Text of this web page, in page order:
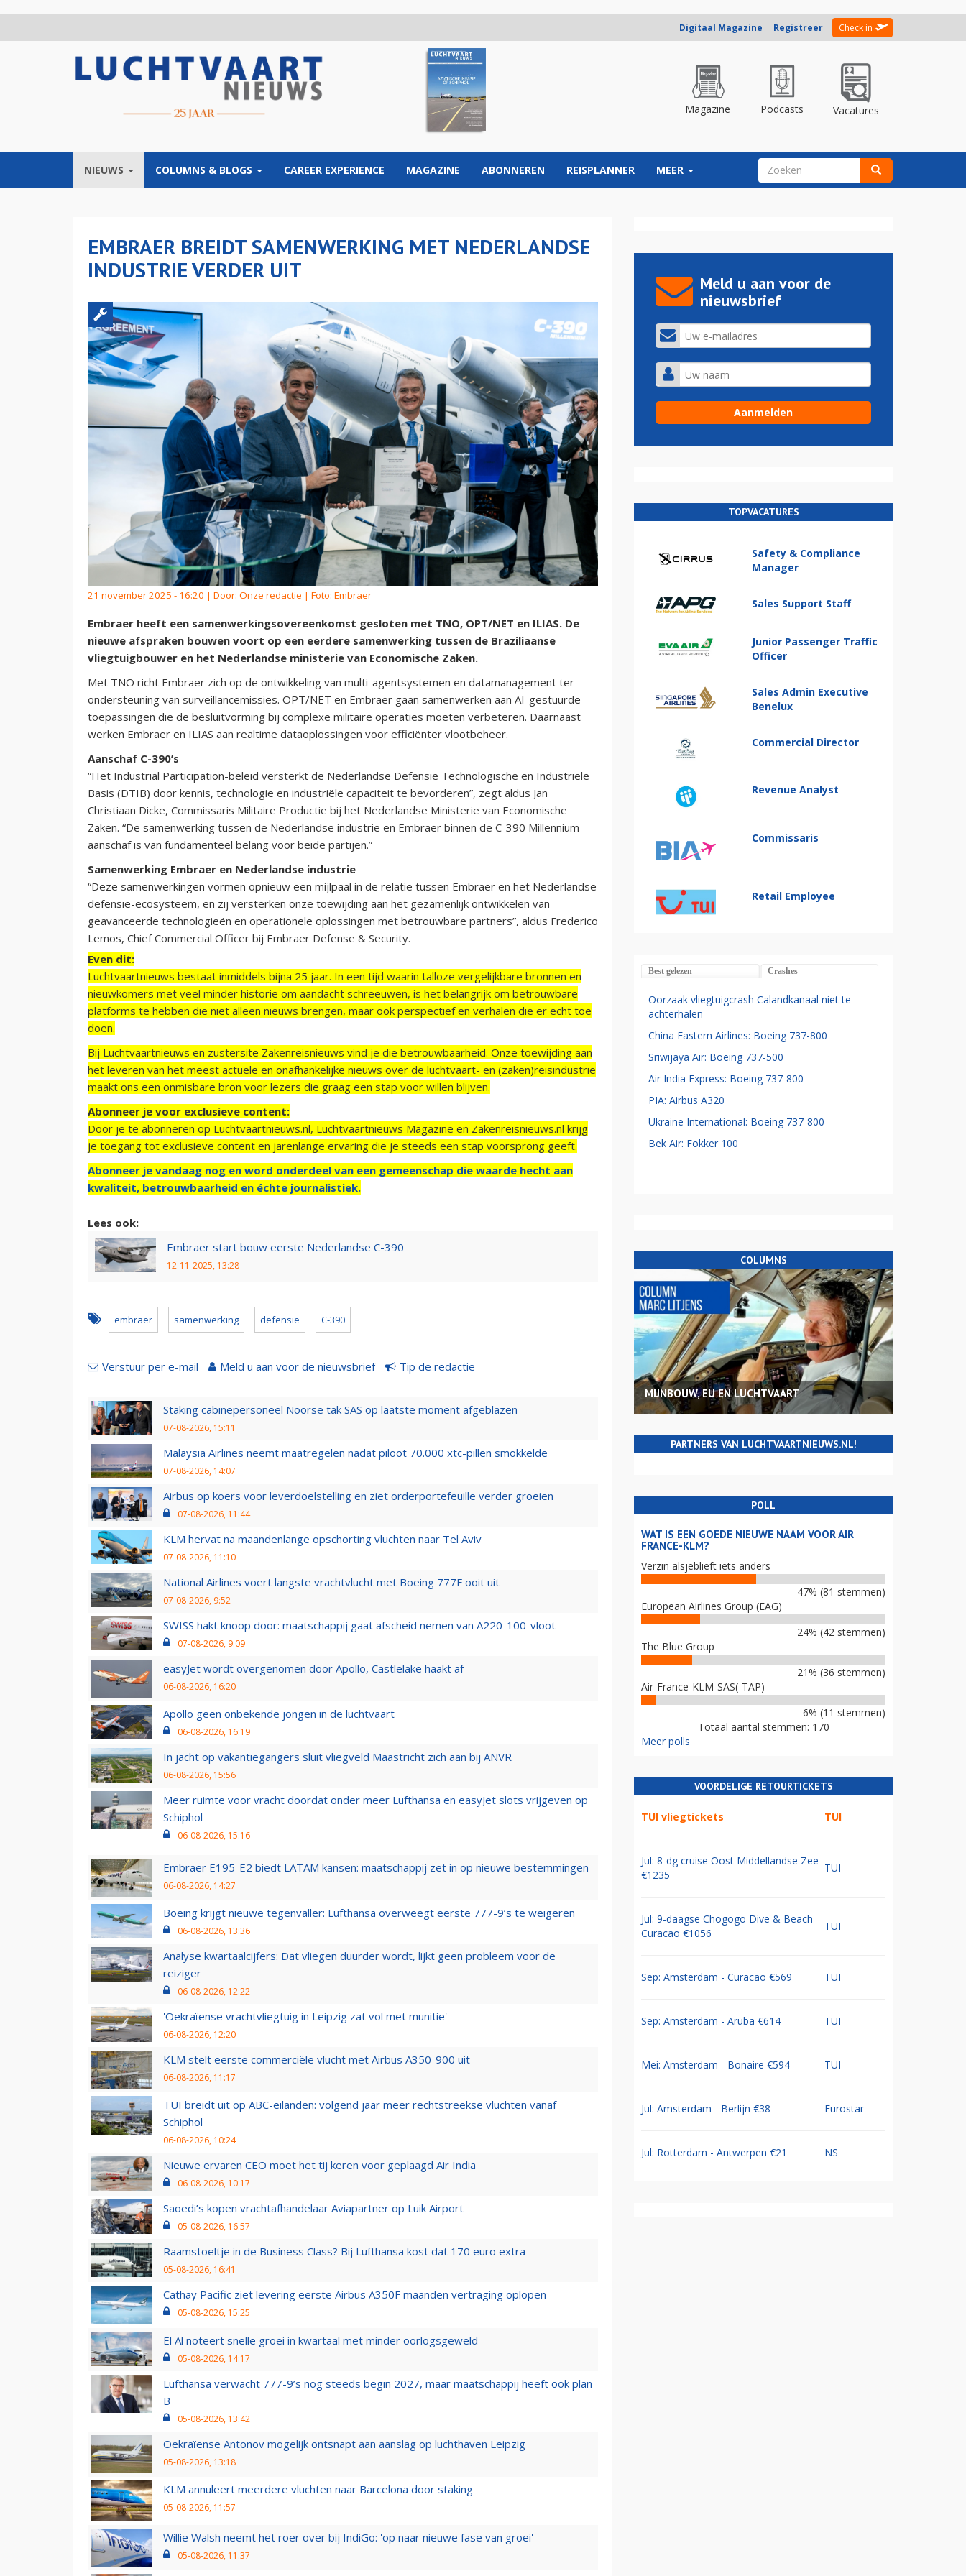
Digitaal Magazine Registreer Check in
Magazine Podcasts Vacatures
NIEUWS COLUMNS & BLOGS CAREER EXPERIENCE MAGAZINE ABONNEREN REISPLANNER MEER ZOEKVELD
EMBRAER BREIDT SAMENWERKING MET NEDERLANDSE
INDUSTRIE VERDER UIT
21 november 2025 - 16:20 | Door: Onze redactie | Foto: Embraer
Embraer heeft een samenwerkingsovereenkomst gesloten met TNO, OPT/NET en ILIAS. De
nieuwe afspraken bouwen voort op een eerdere samenwerking tussen de Braziliaanse
vliegtuigbouwer en het Nederlandse ministerie van Economische Zaken.
Met TNO richt Embraer zich op de ontwikkeling van multi-agentsystemen en datamanagement ter
ondersteuning van surveillancemissies. OPT/NET en Embraer gaan samenwerken aan AI-gestuurde
toepassingen die de besluitvorming bij complexe militaire operaties moeten verbeteren. Daarnaast
werken Embraer en ILIAS aan realtime dataoplossingen voor efficiënter vlootbeheer.
Aanschaf C-390’s
“Het Industrial Participation-beleid versterkt de Nederlandse Defensie Technologische en Industriële
Basis (DTIB) door kennis, technologie en industriële capaciteit te bevorderen”, zegt aldus Jan
Christiaan Dicke, Commissaris Militaire Productie bij het Nederlandse Ministerie van Economische
Zaken. “De samenwerking tussen de Nederlandse industrie en Embraer binnen de C-390 Millennium-
aanschaf is van fundamenteel belang voor beide partijen.”
Samenwerking Embraer en Nederlandse industrie
“Deze samenwerkingen vormen opnieuw een mijlpaal in de relatie tussen Embraer en het Nederlandse
defensie-ecosysteem, en zij versterken onze toewijding aan het gezamenlijk ontwikkelen van
geavanceerde technologieën en operationele oplossingen met betrouwbare partners”, aldus Frederico
Lemos, Chief Commercial Officer bij Embraer Defense & Security.
Even dit:
Luchtvaartnieuws bestaat inmiddels bijna 25 jaar. In een tijd waarin talloze vergelijkbare bronnen en
nieuwkomers met veel minder historie om aandacht schreeuwen, is het belangrijk om betrouwbare
platforms te hebben die niet alleen nieuws brengen, maar ook perspectief en verhalen die er echt toe
doen.
Bij Luchtvaartnieuws en zustersite Zakenreisnieuws vind je die betrouwbaarheid. Onze toewijding aan
het leveren van het meest actuele en onafhankelijke nieuws over de luchtvaart- en (zaken)reisindustrie
maakt ons een onmisbare bron voor lezers die graag een stap voor willen blijven.
Abonneer je voor exclusieve content:
Door je te abonneren op Luchtvaartnieuws.nl, Luchtvaartnieuws Magazine en Zakenreisnieuws.nl krijg
je toegang tot exclusieve content en jarenlange ervaring die je steeds een stap voorsprong geeft.
Abonneer je vandaag nog en word onderdeel van een gemeenschap die waarde hecht aan
kwaliteit, betrouwbaarheid en échte journalistiek.
Lees ook:
Embraer start bouw eerste Nederlandse C-390
12-11-2025, 13:28
embraer samenwerking defensie C-390
Verstuur per e-mail Meld u aan voor de nieuwsbrief Tip de redactie
Staking cabinepersoneel Noorse tak SAS op laatste moment afgeblazen
07-08-2026, 15:11
Malaysia Airlines neemt maatregelen nadat piloot 70.000 xtc-pillen smokkelde
07-08-2026, 14:07
Airbus op koers voor leverdoelstelling en ziet orderportefeuille verder groeien
07-08-2026, 11:44
KLM hervat na maandenlange opschorting vluchten naar Tel Aviv
07-08-2026, 11:10
National Airlines voert langste vrachtvlucht met Boeing 777F ooit uit
07-08-2026, 9:52
SWISS hakt knoop door: maatschappij gaat afscheid nemen van A220-100-vloot
07-08-2026, 9:09
easyJet wordt overgenomen door Apollo, Castlelake haakt af
06-08-2026, 16:20
Apollo geen onbekende jongen in de luchtvaart
06-08-2026, 16:19
In jacht op vakantiegangers sluit vliegveld Maastricht zich aan bij ANVR
06-08-2026, 15:56
Meer ruimte voor vracht doordat onder meer Lufthansa en easyJet slots vrijgeven op
Schiphol
06-08-2026, 15:16
Embraer E195-E2 biedt LATAM kansen: maatschappij zet in op nieuwe bestemmingen
06-08-2026, 14:27
Boeing krijgt nieuwe tegenvaller: Lufthansa overweegt eerste 777-9’s te weigeren
06-08-2026, 13:36
Analyse kwartaalcijfers: Dat vliegen duurder wordt, lijkt geen probleem voor de
reiziger
06-08-2026, 12:22
'Oekraïense vrachtvliegtuig in Leipzig zat vol met munitie'
06-08-2026, 12:20
KLM stelt eerste commerciële vlucht met Airbus A350-900 uit
06-08-2026, 11:17
TUI breidt uit op ABC-eilanden: volgend jaar meer rechtstreekse vluchten vanaf
Schiphol
06-08-2026, 10:24
Nieuwe ervaren CEO moet het tij keren voor geplaagd Air India
06-08-2026, 10:17
Saoedi’s kopen vrachtafhandelaar Aviapartner op Luik Airport
05-08-2026, 16:57
Raamstoeltje in de Business Class? Bij Lufthansa kost dat 170 euro extra
05-08-2026, 16:41
Cathay Pacific ziet levering eerste Airbus A350F maanden vertraging oplopen
05-08-2026, 15:25
El Al noteert snelle groei in kwartaal met minder oorlogsgeweld
05-08-2026, 14:17
Lufthansa verwacht 777-9’s nog steeds begin 2027, maar maatschappij heeft ook plan
B
05-08-2026, 13:42
Oekraïense Antonov mogelijk ontsnapt aan aanslag op luchthaven Leipzig
05-08-2026, 13:18
KLM annuleert meerdere vluchten naar Barcelona door staking
05-08-2026, 11:57
Willie Walsh neemt het roer over bij IndiGo: 'op naar nieuwe fase van groei'
05-08-2026, 11:37
Meld u aan voor de
nieuwsbrief
TOPVACATURES
Safety & Compliance
Manager
Sales Support Staff
Junior Passenger Traffic
Officer
Sales Admin Executive
Benelux
Commercial Director
Revenue Analyst
Commissaris
Retail Employee
Best gelezen Crashes
Oorzaak vliegtuigcrash Calandkanaal niet te
achterhalen
China Eastern Airlines: Boeing 737-800
Sriwijaya Air: Boeing 737-500
Air India Express: Boeing 737-800
PIA: Airbus A320
Ukraine International: Boeing 737-800
Bek Air: Fokker 100
COLUMNS
MIJNBOUW, EU EN LUCHTVAART
PARTNERS VAN LUCHTVAARTNIEUWS.NL!
POLL
WAT IS EEN GOEDE NIEUWE NAAM VOOR AIR
FRANCE-KLM?
Verzin alsjeblieft iets anders
47% (81 stemmen)
European Airlines Group (EAG)
24% (42 stemmen)
The Blue Group
21% (36 stemmen)
Air-France-KLM-SAS(-TAP)
6% (11 stemmen)
Totaal aantal stemmen: 170
Meer polls
VOORDELIGE RETOURTICKETS
TUI vliegtickets TUI
Jul: 8-dg cruise Oost Middellandse Zee
€1235
TUI
Jul: 9-daagse Chogogo Dive & Beach
Curacao €1056
TUI
Sep: Amsterdam - Curacao €569 TUI
Sep: Amsterdam - Aruba €614 TUI
Mei: Amsterdam - Bonaire €594 TUI
Jul: Amsterdam - Berlijn €38 Eurostar
Jul: Rotterdam - Antwerpen €21 NS